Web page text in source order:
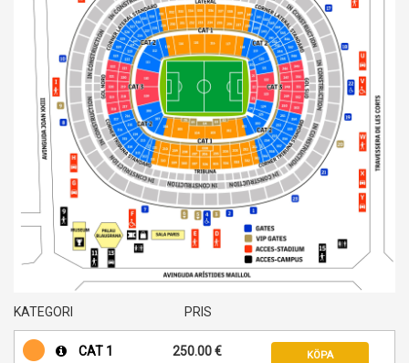
KATEGORI PRIS
CAT 1 250.00 € KÖPA